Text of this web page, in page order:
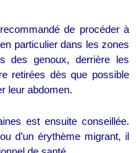
de procéder à
particulier dans les zones
des genoux, derrière les
retirées dès que possible
leur abdomen.
est ensuite conseillée.
d’un érythème migrant, il